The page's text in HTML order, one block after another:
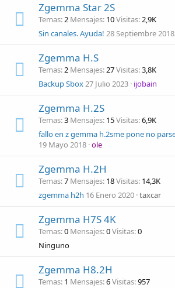
Zgemma Star 2S
Temas 2 Mensajes 10Visitas 2,9K
Sin canales. Ayuda! 28 Septiembre 2018
Zgemma H.S
Temas 2 Mensajes 27Visitas 3,8K
Backup Sbox27 Julio 2023 ijobain
Zgemma H.2S
Temas 3 Mensajes 15Visitas 6,9K
19 Mayo 2018 ole
Zgemma H.2H
Temas 7 Mensajes 18Visitas 14,3K
zgemma h2h 16 Enero 2020 taxcar
Zgemma H7S 4K
Temas 0 Mensajes 0Visitas 0
Ninguno
Zgemma H8.2H
Temas 1 Mensajes 6Visitas 957